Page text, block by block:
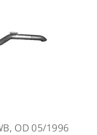
OD 05/1996